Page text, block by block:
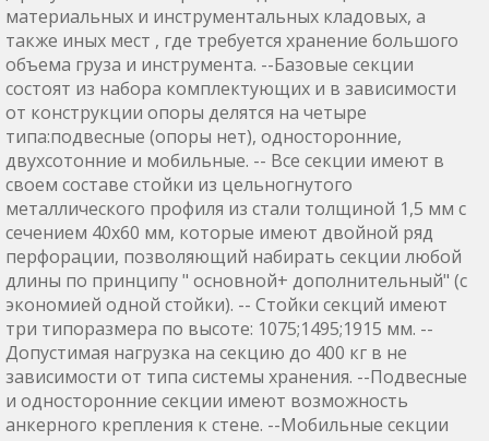
материальных и инструментальных кладовых, а
также иных мест , где требуется хранение большого
объема груза и инструмента. --Базовые секции
состоят из набора комплектующих и в зависимости
от конструкции опоры делятся на четыре
типа:подвесные (опоры нет), односторонние,
двухсотонние и мобильные. -- Все секции имеют в
своем составе стойки из цельногнутого
металлического профиля из стали толщиной 1,5 мм с
сечением 40х60 мм, которые имеют двойной ряд
перфорации, позволяющий набирать секции любой
длины по принципу " основной+ дополнительный" (с
экономией одной стойки). -- Стойки секций имеют
три типоразмера по высоте: 1075;1495;1915 мм. --
Допустимая нагрузка на секцию до 400 кг в не
зависимости от типа системы хранения. --Подвесные
и односторонние секции имеют возможность
анкерного крепления к стене. --Мобильные секции